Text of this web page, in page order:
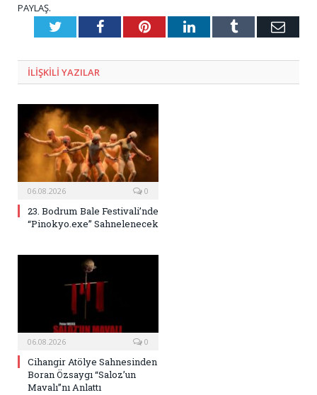
PAYLAŞ.
TwitterFacebookPinterestLinkedInTumblr E-
ILIŞKILI YAZILAR
06.08.2026 0
23. Bodrum Bale Festivali’nde
“Pinokyo.exe” Sahnelenecek
06.08.2026 0
Cihangir Atölye Sahnesinden
Boran Özsaygı “Saloz’un
Mavalı”nı Anlattı